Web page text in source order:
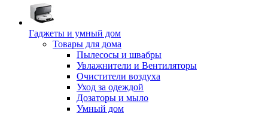
Гаджеты и умный дом
Товары для дома
Пылесосы и швабры
Увлажнители и Вентиляторы
Очистители воздуха
Уход за одеждой
Дозаторы и мыло
Умный дом